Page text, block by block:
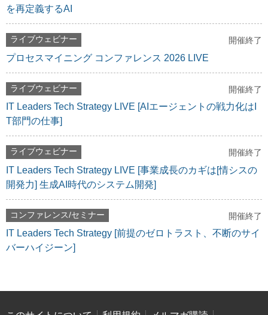
を再定義するAI
ライブウェビナー 開催終了
プロセスマイニング コンファレンス 2026 LIVE
ライブウェビナー 開催終了
IT Leaders Tech Strategy LIVE [AIエージェントの戦力化はI
T部門の仕事]
ライブウェビナー 開催終了
IT Leaders Tech Strategy LIVE [事業成長のカギは[情シスの
開発力] 生成AI時代のシステム開発]
コンファレンス/セミナー 開催終了
IT Leaders Tech Strategy [前提のゼロトラスト、不断のサイ
バーハイジーン]